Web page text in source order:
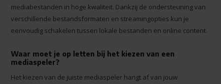
mediabestanden in hoge kwaliteit. Dankzij de ondersteuning van
verschillende bestandsformaten en streamingopties kun je
eenvoudig schakelen tussen lokale bestanden en online content.
Waar moet je op letten bij het kiezen van een
mediaspeler?
Het kiezen van de juiste mediaspeler hangt af van jouw